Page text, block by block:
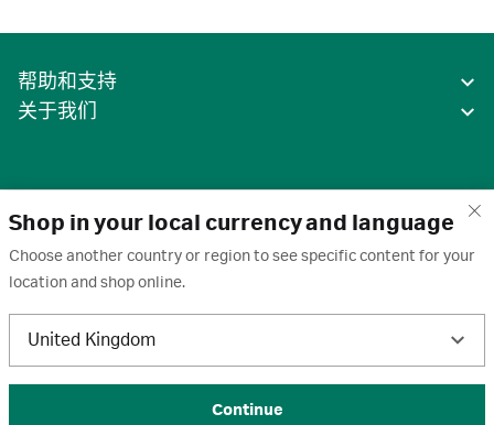
Shop in your local currency and language
Choose another country or region to see specific content for your
location and shop online.
United Kingdom
Continue
帮助和支持
关于我们
中国
条款 · 隐私政策